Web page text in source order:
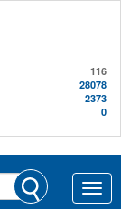
116
28078
2373
0
Toggle